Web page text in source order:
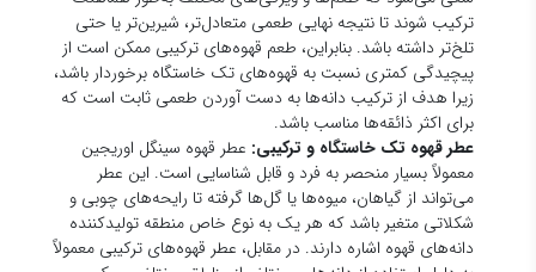
ترکیب شوند تا نتیجه نهایی طعمی متعادل‌تر، شیرین‌تر یا حتی
تلخ‌تر داشته باشد. بنابراین، طعم قهوه‌های ترکیبی ممکن است از
پیچیدگی کمتری نسبت به قهوه‌های تک خاستگاه برخوردار باشد،
زیرا هدف از ترکیب دانه‌ها به دست آوردن طعمی ثابت است که
برای اکثر ذائقه‌ها مناسب باشد.
عطر قهوه تک خاستگاه و ترکیبی: عطر قهوه سینگل اوریجین
معمولاً بسیار منحصر به فرد و قابل شناسایی است. این عطر
می‌تواند از گیاهان، میوه‌ها یا گل‌ها گرفته تا رایحه‌های چوبی و
شکلاتی متغیر باشد که هر یک به نوع خاص منطقه تولیدکننده
دانه‌های قهوه اشاره دارند. در مقابل، عطر قهوه‌های ترکیبی معمولاً